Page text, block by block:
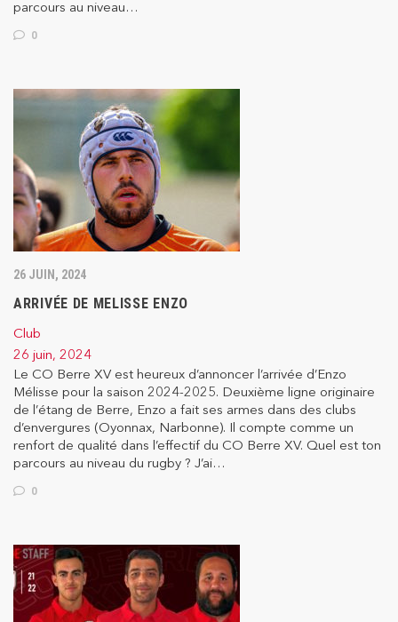
parcours au niveau…
0
26 JUIN, 2024
ARRIVÉE DE MELISSE ENZO
Club
26 juin, 2024
Le CO Berre XV est heureux d’annoncer l’arrivée d’Enzo
Mélisse pour la saison 2024-2025. Deuxième ligne originaire
de l’étang de Berre, Enzo a fait ses armes dans des clubs
d’envergures (Oyonnax, Narbonne). Il compte comme un
renfort de qualité dans l’effectif du CO Berre XV. Quel est ton
parcours au niveau du rugby ? J’ai…
0